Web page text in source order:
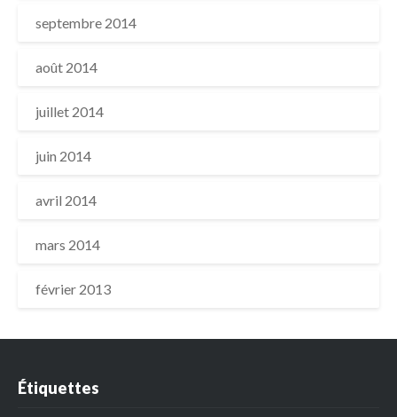
septembre 2014
août 2014
juillet 2014
juin 2014
avril 2014
mars 2014
février 2013
Étiquettes